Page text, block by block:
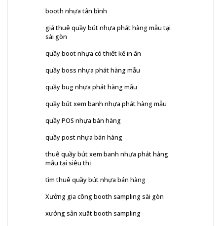
booth nhựa tân bình
giá thuê quầy bút nhựa phát hàng mẫu tại
sài gòn
quầy boot nhựa có thiết kế in ấn
quầy boss nhựa phát hàng mẫu
quầy bug nhựa phát hàng mẫu
quầy bút xem banh nhựa phát hàng mẫu
quầy POS nhựa bán hàng
quầy post nhựa bán hàng
thuê quầy bút xem banh nhựa phát hàng
mẫu tại siêu thị
tìm thuê quầy bút nhựa bán hàng
Xưởng gia công booth sampling sài gòn
xưởng sản xuât booth sampling